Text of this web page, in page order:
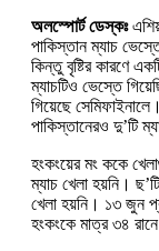
অলস্পোর্ট ডেস্কঃ
পাকিস্তান ম্যাচ
কিন্তু বৃষ্টির কারণে
ম্যাচটিও ভেস্তে
গিয়েছে
পাকিস্তানেরও দু’টি
হংকংয়ের মং ককে
ম্যাচ খেলা হয়নি।
খেলা হয়নি। ১৩ জুন
হংকংকে মাত্র ৩৪